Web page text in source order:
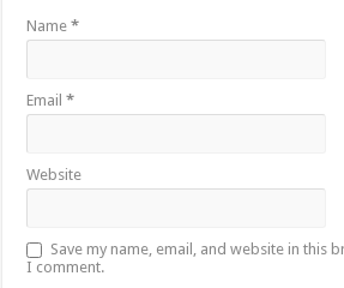
Name*
Email*
Website
Save my name, email, and website in this
I comment.